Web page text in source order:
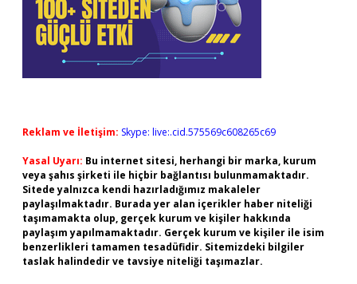
Reklam ve İletişim: Skype: live:.cid.575569c608265c69
Yasal Uyarı: Bu internet sitesi, herhangi bir marka, kurum
veya şahıs şirketi ile hiçbir bağlantısı bulunmamaktadır.
Sitede yalnızca kendi hazırladığımız makaleler
paylaşılmaktadır. Burada yer alan içerikler haber niteliği
taşımamakta olup, gerçek kurum ve kişiler hakkında
paylaşım yapılmamaktadır. Gerçek kurum ve kişiler ile isim
benzerlikleri tamamen tesadüfidir. Sitemizdeki bilgiler
taslak halindedir ve tavsiye niteliği taşımazlar.